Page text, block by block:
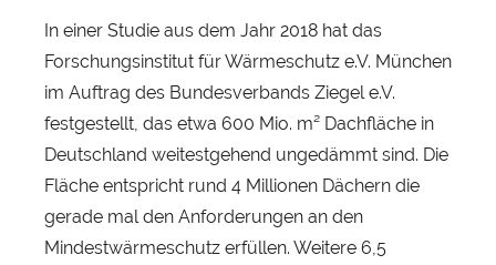
e
r
b
s
t
In einer Studie aus dem Jahr 2018 hat das
Forschungsinstitut für Wärmeschutz e.V. München
im Auftrag des Bundesverbands Ziegel e.V.
festgestellt, das etwa 600 Mio. m² Dachfläche in
Deutschland weitestgehend ungedämmt sind. Die
Fläche entspricht rund 4 Millionen Dächern die
gerade mal den Anforderungen an den
Mindestwärmeschutz erfüllen. Weitere 6,5